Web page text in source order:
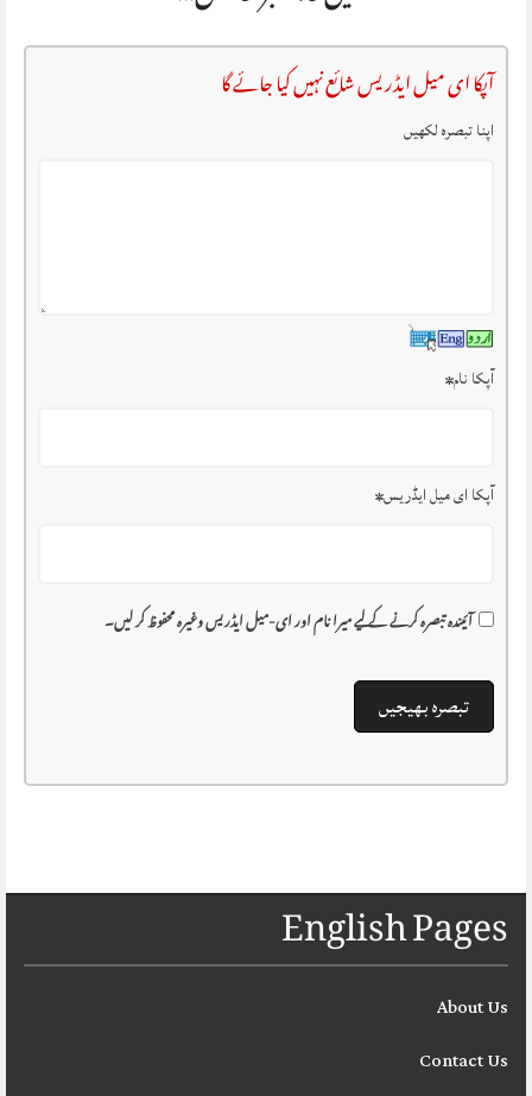
آپکا ای میل ایڈریس شائع نہیں کیا جائے گا
اپنا تبصرہ لکھیں
آپکا نام*
آپکا ای میل ایڈریس*
آئیندہ تبصرہ کرنے کے لیے میرا نام اور ای-میل ایڈریس وغیرہ محفوظ کر لیں۔
English Pages
About Us
Contact Us